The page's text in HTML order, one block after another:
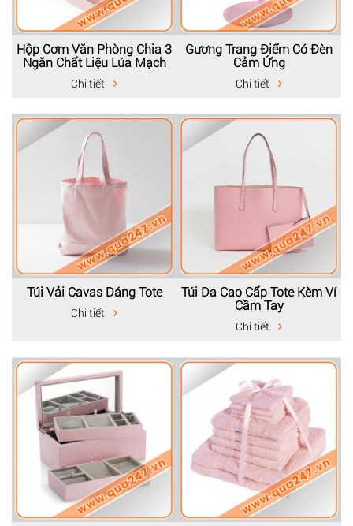
Hộp Cơm Văn Phòng Chia 3
Ngăn Chất Liệu Lúa Mạch
Chi tiết
Gương Trang Điểm Có Đèn
Cảm Ứng
Chi tiết
Túi Vải Cavas Dáng Tote
Chi tiết
Túi Da Cao Cấp Tote Kèm Ví
Cầm Tay
Chi tiết